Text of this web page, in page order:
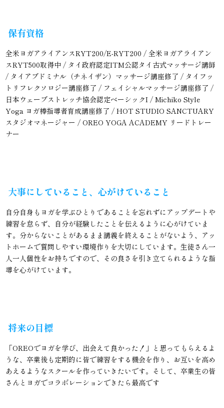
保有資格
全米ヨガアライアンスRYT200/E-RYT200 / 全米ヨガアライアン
スRYT500取得中 / タイ政府認定ITM公認タイ古式マッサージ講師
/ タイアブドミナル（チネイザン）マッサージ講座修了 / タイフッ
トリフレクソロジー講座修了 / フェイシャルマッサージ講座修了 /
日本ウェーブストレッチ協会認定ベーシックI / Michiko Style
Yoga ヨガ棒指導者育成講座修了 / HOT STUDIO SANCTUARY
スタジオマネージャー / OREO YOGA ACADEMY リードトレー
ナー
大事にしていること、心がけていること
自分自身もヨガを学ぶひとりであることを忘れずにアップデートや
練習を怠らず、自分が経験したことを伝えるように心がけていま
す。分からないことがあるまま講義を終えることがないよう、アッ
トホームで質問しやすい環境作りを大切にしています。生徒さん一
人一人個性をお持ちですので、その良さを引き立てられるような指
導を心がけています。
将来の目標
「OREOでヨガを学び、出会えて良かった！」と思ってもらえるよ
うな、卒業後も定期的に皆で練習をする機会を作り、お互いを高め
あえるようなスクールを作っていきたいです。そして、卒業生の皆
さんとヨガでコラボレーションできたら最高です️